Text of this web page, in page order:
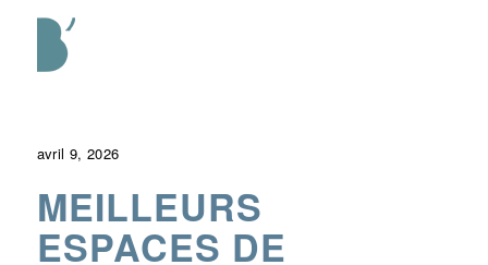
avril 9, 2026
MEILLEURS
ESPACES DE